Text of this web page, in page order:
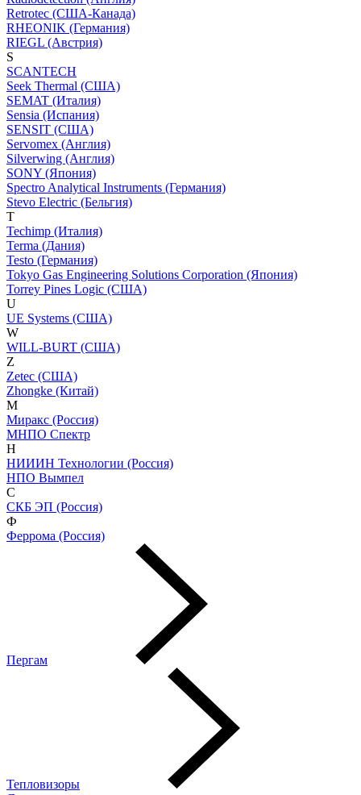
Retrotec (США-Канада)
RHEONIK (Германия)
RIEGL (Австрия)
S
SCANTECH
Seek Thermal (США)
SEMAT (Италия)
Sensia (Испания)
SENSIT (США)
Servomex (Англия)
Silverwing (Англия)
SONY (Япония)
Spectro Analytical Instruments (Германия)
Stevo Electric (Бельгия)
T
Techimp (Италия)
Terma (Дания)
Testo (Германия)
Tokyo Gas Engineering Solutions Corporation (Япония)
Torrey Pines Logic (США)
U
UE Systems (США)
W
WILL-BURT (США)
Z
Zetec (США)
Zhongke (Китай)
М
Миракс (Россия)
МНПО Спектр
Н
НИИИН Технологии (Россия)
НПО Вымпел
С
СКБ ЭП (Россия)
Ф
Феррома (Россия)
Пергам
Тепловизоры